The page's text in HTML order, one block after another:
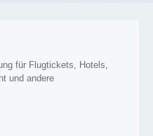
für Flugtickets, Hotels,
und andere